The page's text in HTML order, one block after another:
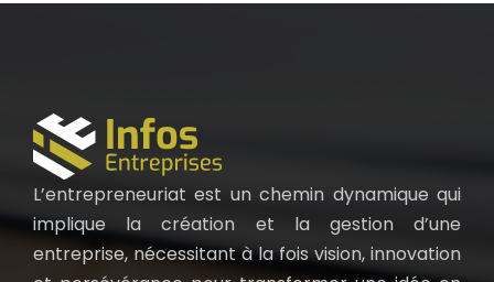
L’entrepreneuriat est un chemin dynamique qui
implique la création et la gestion d’une
entreprise, nécessitant à la fois vision, innovation